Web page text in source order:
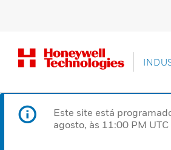
Este site está
agosto, às 11:00 PM